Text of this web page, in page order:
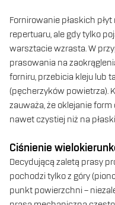
Fornirowanie płaskich
repertuaru, ale gdy tylko
warsztacie wzrasta. W
prasowania na
forniru, przebicia kleju lub
(pęcherzyków powietrza).
zauważa, że oklejanie
nawet czystiej niż na
Ciśnienie
Decydującą zaletą prasy
pochodzi tylko z góry
punkt powierzchni –